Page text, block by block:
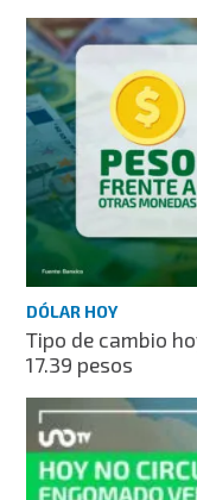
DÓLAR HOY
Tipo de cambio
17.39 pesos